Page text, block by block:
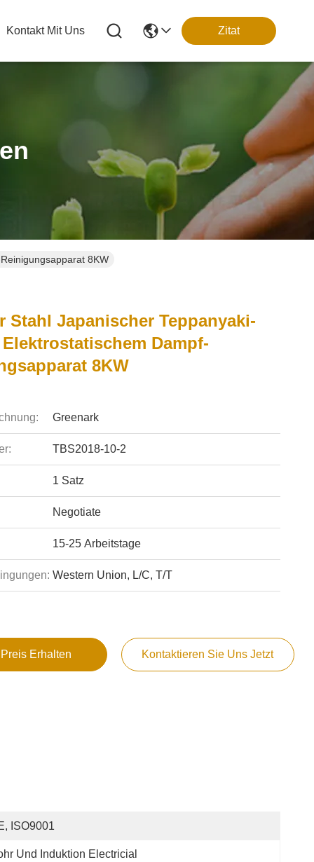
Kontakt Mit Uns Zitat
8KW
Stahl Japanischer Teppanyaki-
Dampf-
8KW
Greenark
TBS2018-10-2
1 Satz
Negotiate
15-25 Arbeitstage
Western Union, L/C, T/T
Erhalten Kontaktieren Sie Uns Jetzt
ISO9001
Und Induktion Electricial